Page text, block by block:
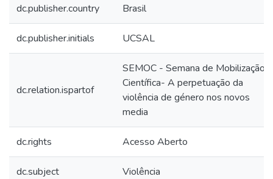
dc.publisher.country Brasil
dc.publisher.initials UCSAL
dc.relation.ispartof
SEMOC - Semana de Mobilização
Científica- A perpetuação da
violência de género nos novos
media
dc.rights Acesso Aberto
dc.subject Violência